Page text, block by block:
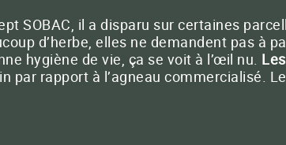
SOBAC, il a disparu sur certaines
d’herbe, elles ne demandent pas à
hygiène de vie, ça se voit à l’œil nu.
par rapport à l’agneau commercialisé.